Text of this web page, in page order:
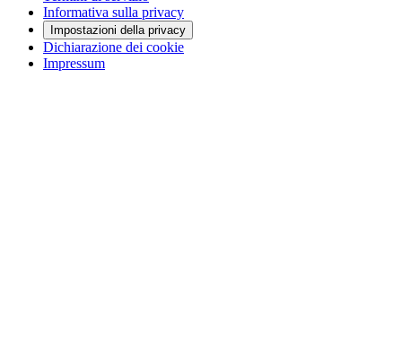
Informativa sulla privacy
Impostazioni della privacy
Dichiarazione dei cookie
Impressum